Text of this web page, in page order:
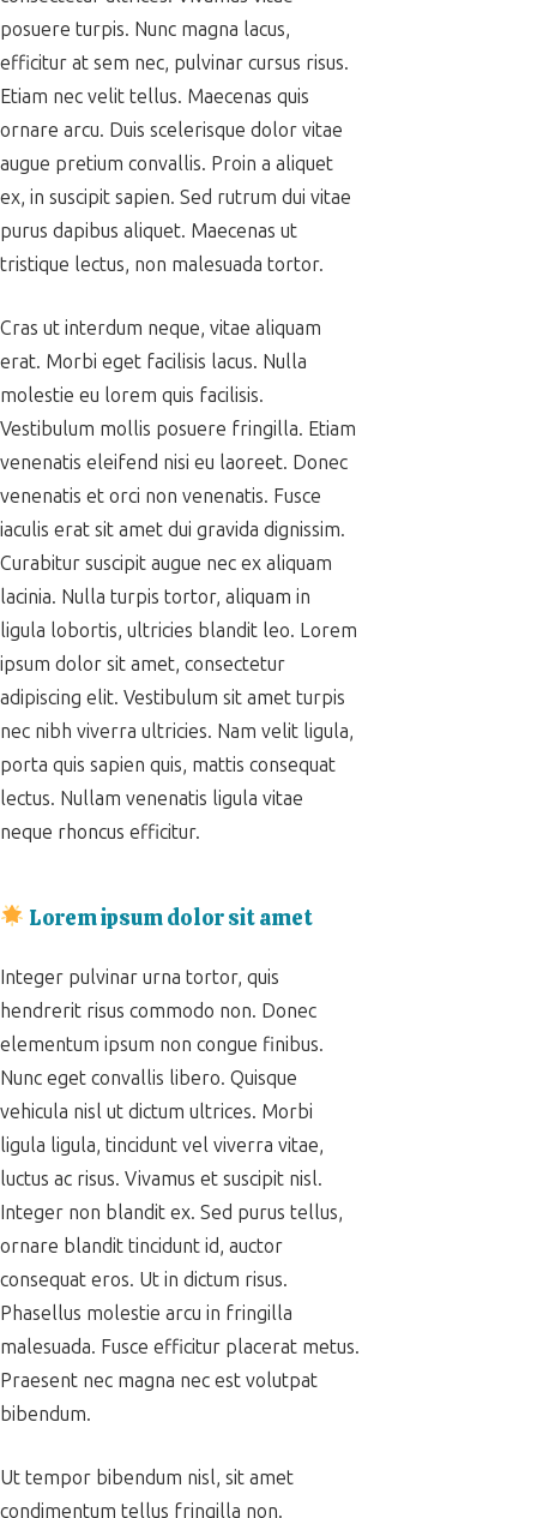
posuere turpis. Nunc magna lacus,
efficitur at sem nec, pulvinar cursus risus.
Etiam nec velit tellus. Maecenas quis
ornare arcu. Duis scelerisque dolor vitae
augue pretium convallis. Proin a aliquet
ex, in suscipit sapien. Sed rutrum dui vitae
purus dapibus aliquet. Maecenas ut
tristique lectus, non malesuada tortor.
Cras ut interdum neque, vitae aliquam
erat. Morbi eget facilisis lacus. Nulla
molestie eu lorem quis facilisis.
Vestibulum mollis posuere fringilla. Etiam
venenatis eleifend nisi eu laoreet. Donec
venenatis et orci non venenatis. Fusce
iaculis erat sit amet dui gravida dignissim.
Curabitur suscipit augue nec ex aliquam
lacinia. Nulla turpis tortor, aliquam in
ligula lobortis, ultricies blandit leo. Lorem
ipsum dolor sit amet, consectetur
adipiscing elit. Vestibulum sit amet turpis
nec nibh viverra ultricies. Nam velit ligula,
porta quis sapien quis, mattis consequat
lectus. Nullam venenatis ligula vitae
neque rhoncus efficitur.
Lorem ipsum dolor sit amet
Integer pulvinar urna tortor, quis
hendrerit risus commodo non. Donec
elementum ipsum non congue finibus.
Nunc eget convallis libero. Quisque
vehicula nisl ut dictum ultrices. Morbi
ligula ligula, tincidunt vel viverra vitae,
luctus ac risus. Vivamus et suscipit nisl.
Integer non blandit ex. Sed purus tellus,
ornare blandit tincidunt id, auctor
consequat eros. Ut in dictum risus.
Phasellus molestie arcu in fringilla
malesuada. Fusce efficitur placerat metus.
Praesent nec magna nec est volutpat
bibendum.
Ut tempor bibendum nisl, sit amet
condimentum tellus fringilla non.